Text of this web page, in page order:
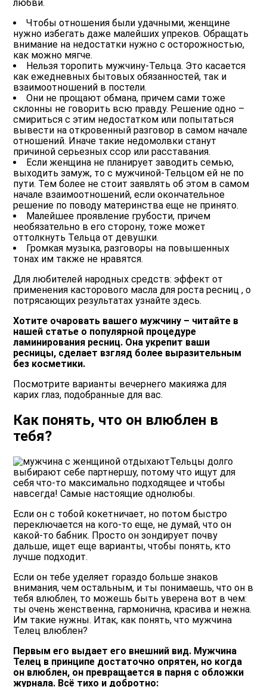
любви.
Чтобы отношения были удачными, женщине
нужно избегать даже малейших упреков.Обращать
внимание на недостатки нужно с осторожностью,
как можно мягче.
Нельзя торопить мужчину-Тельца. Это касается
как ежедневных бытовых обязанностей, так и
взаимоотношений в постели.
Они не прощают обмана, причем сами тоже
склонны не говорить всю правду. Решение одно –
смириться с этим недостатком или попытаться
вывести на откровенный разговор в самом начале
отношений. Иначе такие недомолвки станут
причиной серьезных ссор или расставания.
Если женщина не планирует заводить семью,
выходить замуж, то с мужчиной-Тельцом ей не по
пути. Тем более не стоит заявлять об этом в самом
начале взаимоотношений, если окончательное
решение по поводу материнства еще не принято.
Малейшее проявление грубости, причем
необязательно в его сторону, тоже может
оттолкнуть Тельца от девушки.
Громкая музыка, разговоры на повышенных
тонах им также не нравятся.
Для любителей народных средств: эффект от
применения касторового масла для роста ресниц , о
потрясающих результатах узнайте здесь.
Хотите очаровать вашего мужчину – читайте в
нашей статье о популярной процедуре
ламинирования ресниц. Она укрепит ваши
ресницы, сделает взгляд более выразительным
без косметики.
Посмотрите варианты вечернего макияжа для
карих глаз, подобранные для вас.
Как понять, что он влюблен в
тебя?
Тельцы долго
выбирают себе партнершу, потому что ищут для
себя что-то максимально подходящее и чтобы
навсегда! Самые настоящие однолюбы.
Если он с тобой кокетничает, но потом быстро
переключается на кого-то еще, не думай, что он
какой-то бабник. Просто он зондирует почву
дальше, ищет еще варианты, чтобы понять, кто
лучше подходит.
Если он тебе уделяет гораздо больше знаков
внимания, чем остальным, и ты понимаешь, что он в
тебя влюблен, то можешь быть уверена вот в чем:
ты очень женственна, гармонична, красива и нежна.
Им такие нужны. Итак, как понять, что мужчина
Телец влюблен?
Первым его выдает его внешний вид. Мужчина
Телец в принципе достаточно опрятен, но когда
он влюблен, он превращается в парня с обложки
журнала. Всё тихо и добротно: